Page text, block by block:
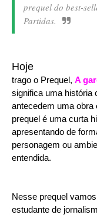
prequel do best-
Partidas.
Hoje
trago o Prequel, A
significa uma história
antecedem uma
prequel é uma curta
apresentando de
personagem ou
entendida.
Nesse prequel
estudante de